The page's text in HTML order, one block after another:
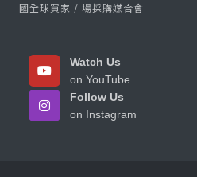
國全球買家 / 場採購媒合會
Watch Us
on YouTube
Follow Us
on Instagram